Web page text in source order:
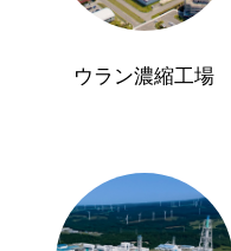
ウラン濃縮工場